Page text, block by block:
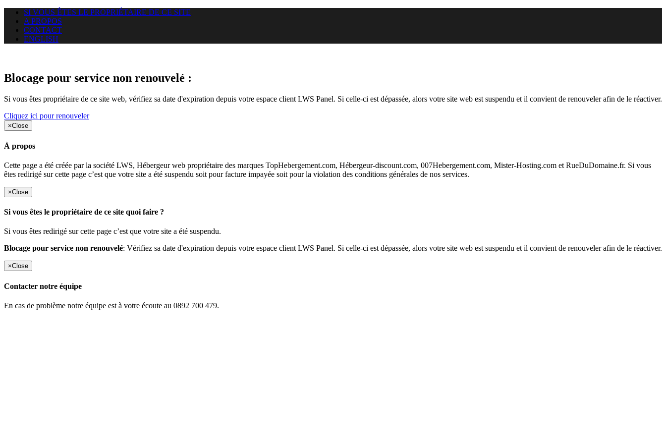
SI VOUS ÊTES LE PROPRIÉTAIRE DE CE SITE
A PROPOS
CONTACT
ENGLISH
Blocage pour service non renouvelé :
Si vous êtes propriétaire de ce site web, vérifiez sa date d'expiration depuis votre espace client LWS Panel. Si celle-ci est dépassée, alors votre site web est suspendu et il convient de renouveler afin de le réactiver.
Cliquez ici pour renouveler
×Close
À propos
Cette page a été créée par la société LWS, Hébergeur web propriétaire des marques TopHebergement.com, Hébergeur-discount.com, 007Hebergement.com, Mister-Hosting.com et RueDuDomaine.fr. Si vous
êtes redirigé sur cette page c’est que votre site a été suspendu soit pour facture impayée soit pour la violation des conditions générales de nos services.
×Close
Si vous êtes le propriétaire de ce site quoi faire ?
Si vous êtes redirigé sur cette page c’est que votre site a été suspendu.
Blocage pour service non renouvelé: Vérifiez sa date d'expiration depuis votre espace client LWS Panel. Si celle-ci est dépassée, alors votre site web est suspendu et il convient de renouveler afin de le réactiver.
×Close
Contacter notre équipe
En cas de problème notre équipe est à votre écoute au 0892 700 479.